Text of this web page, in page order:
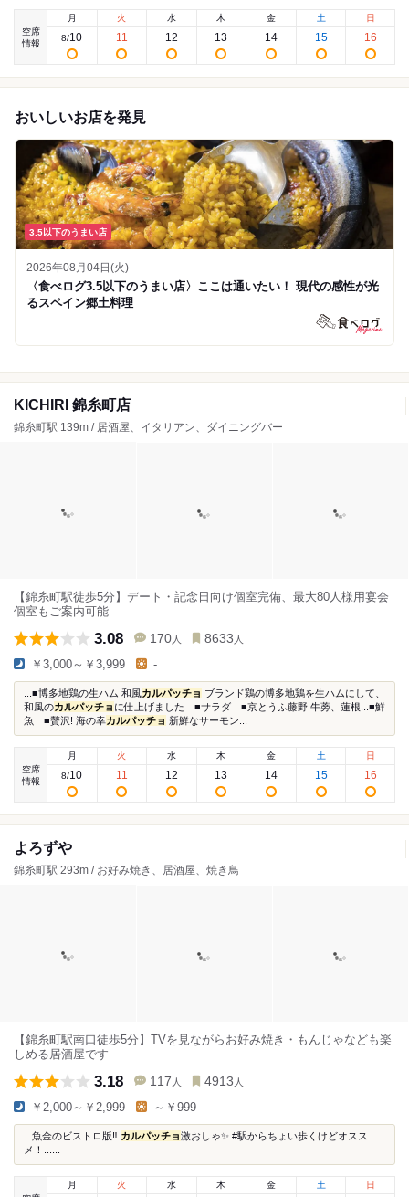
空席
情報
月
8/10
火
11
水
12
木
13
金
14
土
15
日
16
おいしいお店を発見
3.5以下のうまい店
2026年08月04日(火)
〈食べログ3.5以下のうまい店〉ここは通いたい！ 現代の感性が光
るスペイン郷土料理
KICHIRI 錦糸町店
錦糸町駅 139m / 居酒屋、イタリアン、ダイニングバー
【錦糸町駅徒歩5分】デート・記念日向け個室完備、最大80人様用宴会
個室もご案内可能
3.08 170 人 8633 人
￥3,000～￥3,999 -
...■博多地鶏の生ハム 和風カルパッチョ ブランド鶏の博多地鶏を生ハムにして、
和風のカルパッチョ に仕上げました ■サラダ ■京とうふ藤野 牛蒡、蓮根...■鮮
魚 ■贅沢! 海の幸カルパッチョ 新鮮なサーモン...
空席
情報
月
8/10
火
11
水
12
木
13
金
14
土
15
日
16
よろずや
錦糸町駅 293m / お好み焼き、居酒屋、焼き鳥
【錦糸町駅南口徒歩5分】TVを見ながらお好み焼き・もんじゃなども楽
しめる居酒屋です
3.18 117 人 4913 人
￥2,000～￥2,999 ～￥999
...魚金のビストロ版‼️ カルパッチョ激おしゃ✨ #駅からちょい歩くけどオスス
メ！......
月 火 水 木 金 土 日